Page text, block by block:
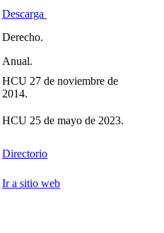
Descarga
Derecho.
Anual.
HCU 27 de noviembre de
2014.
HCU 25 de mayo de 2023.
Directorio
Ir a sitio web